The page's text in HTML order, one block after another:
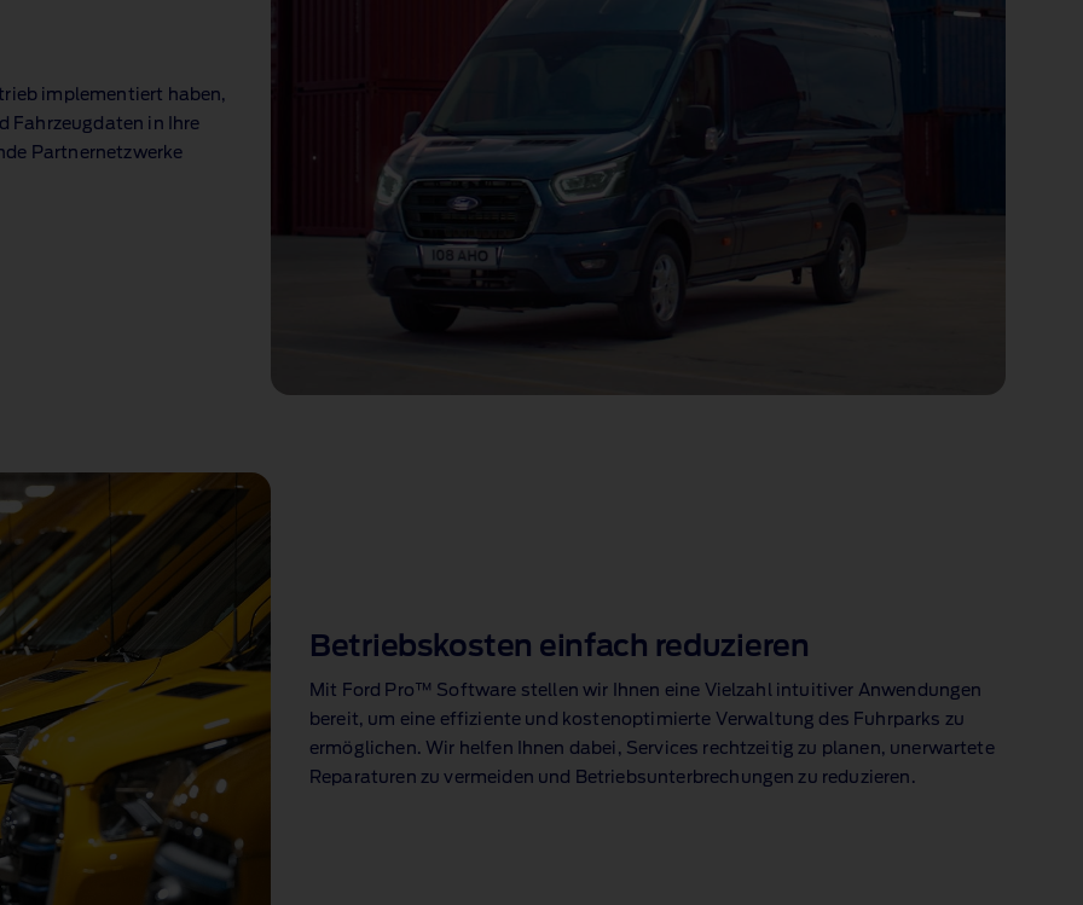
implementiert haben,
Fahrzeugdaten in Ihre
Partnernetzwerke
Betriebskosten einfach reduzieren
Mit Ford Pro™ Software⁠ stellen wir Ihnen eine Vielzahl intuitiver Anwendungen
bereit, um eine effiziente und kostenoptimierte Verwaltung des Fuhrparks zu
ermöglichen. Wir helfen Ihnen dabei, Services rechtzeitig zu planen, unerwartete
Reparaturen zu vermeiden und Betriebsunterbrechungen zu reduzieren.